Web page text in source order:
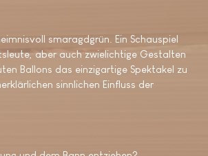
smaragdgrün. Ein Schauspiel
aber auch zwielichtige Gestalten
Ballons das einzigartige Spektakel zu
sinnlichen Einfluss der